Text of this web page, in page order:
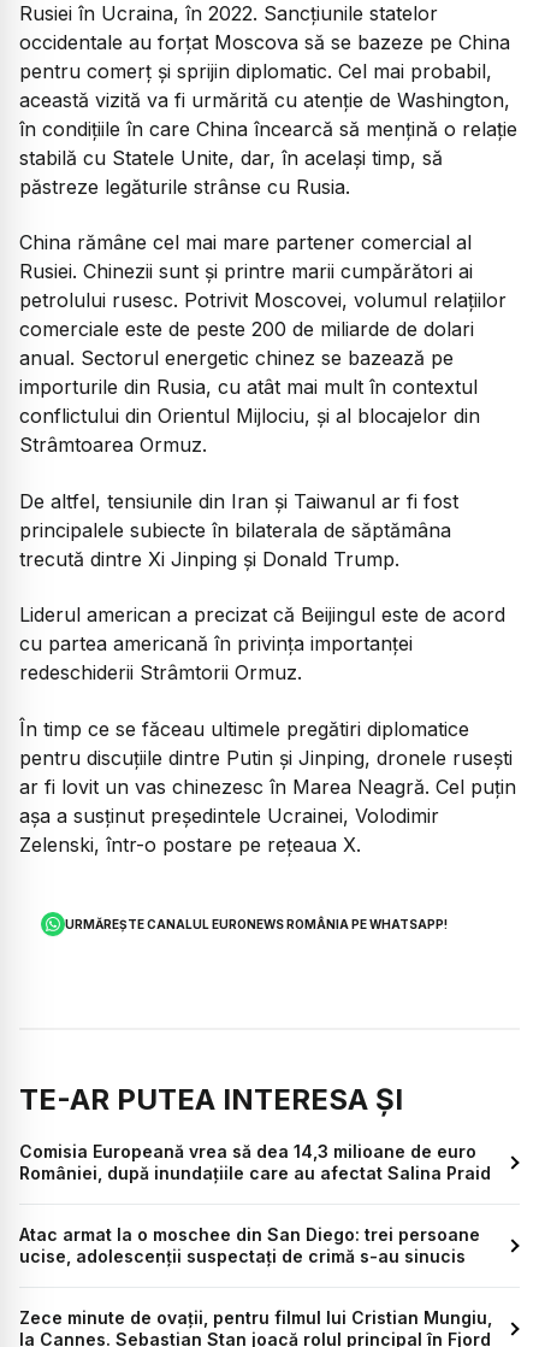
Rusiei în Ucraina, în 2022. Sancțiunile statelor
occidentale au forțat Moscova să se bazeze pe China
pentru comerț și sprijin diplomatic. Cel mai probabil,
această vizită va fi urmărită cu atenție de Washington,
în condițiile în care China încearcă să mențină o relație
stabilă cu Statele Unite, dar, în același timp, să
păstreze legăturile strânse cu Rusia.
China rămâne cel mai mare partener comercial al
Rusiei. Chinezii sunt și printre marii cumpărători ai
petrolului rusesc. Potrivit Moscovei, volumul relațiilor
comerciale este de peste 200 de miliarde de dolari
anual. Sectorul energetic chinez se bazează pe
importurile din Rusia, cu atât mai mult în contextul
conflictului din Orientul Mijlociu, și al blocajelor din
Strâmtoarea Ormuz.
De altfel, tensiunile din Iran și Taiwanul ar fi fost
principalele subiecte în bilaterala de săptămâna
trecută dintre Xi Jinping și Donald Trump.
Liderul american a precizat că Beijingul este de acord
cu partea americană în privința importanței
redeschiderii Strâmtorii Ormuz.
În timp ce se făceau ultimele pregătiri diplomatice
pentru discuțiile dintre Putin și Jinping, dronele rusești
ar fi lovit un vas chinezesc în Marea Neagră. Cel puțin
așa a susținut președintele Ucrainei, Volodimir
Zelenski, într-o postare pe rețeaua X.
URMĂREȘTE CANALUL EURONEWS ROMÂNIA PE WHATSAPP!
TE-AR PUTEA INTERESA ȘI
Comisia Europeană vrea să dea 14,3 milioane de euro
României, după inundațiile care au afectat Salina Praid
Atac armat la o moschee din San Diego: trei persoane
ucise, adolescenții suspectați de crimă s-au sinucis
Zece minute de ovații, pentru filmul lui Cristian Mungiu,
la Cannes. Sebastian Stan joacă rolul principal în Fjord